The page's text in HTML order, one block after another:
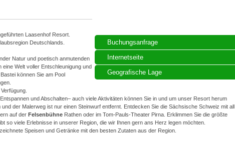
Buchungsanfrage
Internetseite
Geografische Lage
Laasenhof Resort.
Deutschlands.
Natur und poetisch anmutenden
eine Welt voller Entschleunigung und
können Sie am Pool
und Abschalten– auch viele Aktivitäten können Sie in und um unser Resort herum
der Malerweg ist nur einen Steinwurf entfernt. Entdecken Sie die Sächsische Schweiz mit all
auf der FelsenbühneRathen oder im Tom-Pauls-Theater Pirna. Erklimmen Sie die größte
so viele Erlebnisse in unserer Region, die wir Ihnen gern ans Herz legen möchten.
Speisen und Getränke mit den besten Zutaten aus der Region.